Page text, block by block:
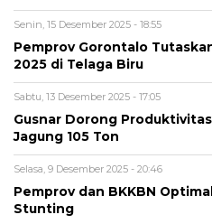
Senin, 15 Desember 2025 - 18:55
Pemprov Gorontalo
2025 di Telaga Biru
Sabtu, 13 Desember 2025 - 17:05
Gusnar Dorong
Jagung 105 Ton
Selasa, 9 Desember 2025 - 20:46
Pemprov dan BKKBN
Stunting